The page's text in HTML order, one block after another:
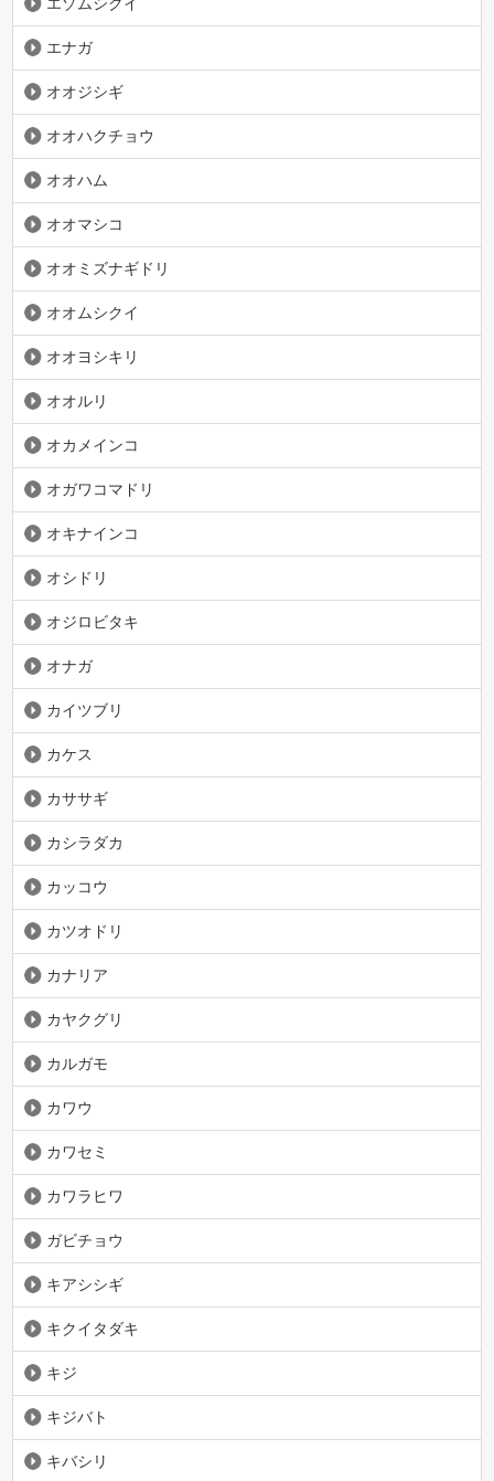
エナガ
オオジシギ
オオハクチョウ
オオハム
オオマシコ
オオミズナギドリ
オオムシクイ
オオヨシキリ
オオルリ
オカメインコ
オガワコマドリ
オキナインコ
オシドリ
オジロビタキ
オナガ
カイツブリ
カケス
カササギ
カシラダカ
カッコウ
カツオドリ
カナリア
カヤクグリ
カルガモ
カワウ
カワセミ
カワラヒワ
ガビチョウ
キアシシギ
キクイタダキ
キジ
キジバト
キバシリ